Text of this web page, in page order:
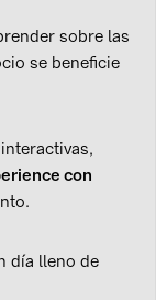
sobre las
se beneficie
con
día lleno de